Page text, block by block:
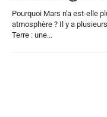
Pourquoi Mars n'a est-elle
atmosphère ? Il y a plusieurs milliards d'années, Mars ressemblait à la
Terre : une...